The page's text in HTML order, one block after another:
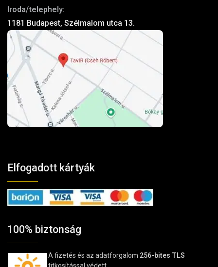
Iroda/telephely:
1181 Budapest, Szélmalom utca 13.
Elfogadott kártyák
100% biztonság
A fizetés és az adatforgalom 256-bites TLS
titkosítással védett.